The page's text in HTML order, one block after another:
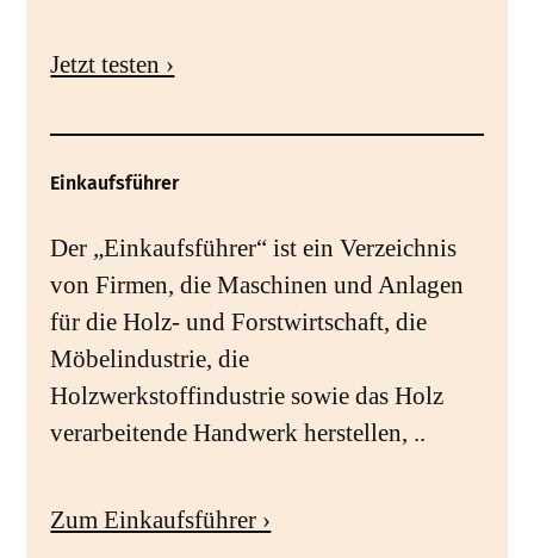
Jetzt testen ›
Einkaufsführer
Der „Einkaufsführer“ ist ein Verzeichnis
von Firmen, die Maschinen und Anlagen
für die Holz- und Forstwirtschaft, die
Möbelindustrie, die
Holzwerkstoffindustrie sowie das Holz
verarbeitende Handwerk herstellen, ..
Zum Einkaufsführer ›